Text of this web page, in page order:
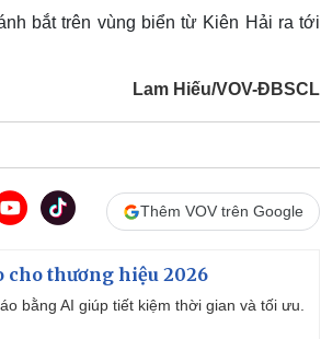
bắt trên vùng biển từ Kiên Hải ra tới
Lam Hiếu/VOV-ĐBSCL
Thêm VOV trên Google
cho thương hiệu 2026
bằng AI giúp tiết kiệm thời gian và tối ưu.